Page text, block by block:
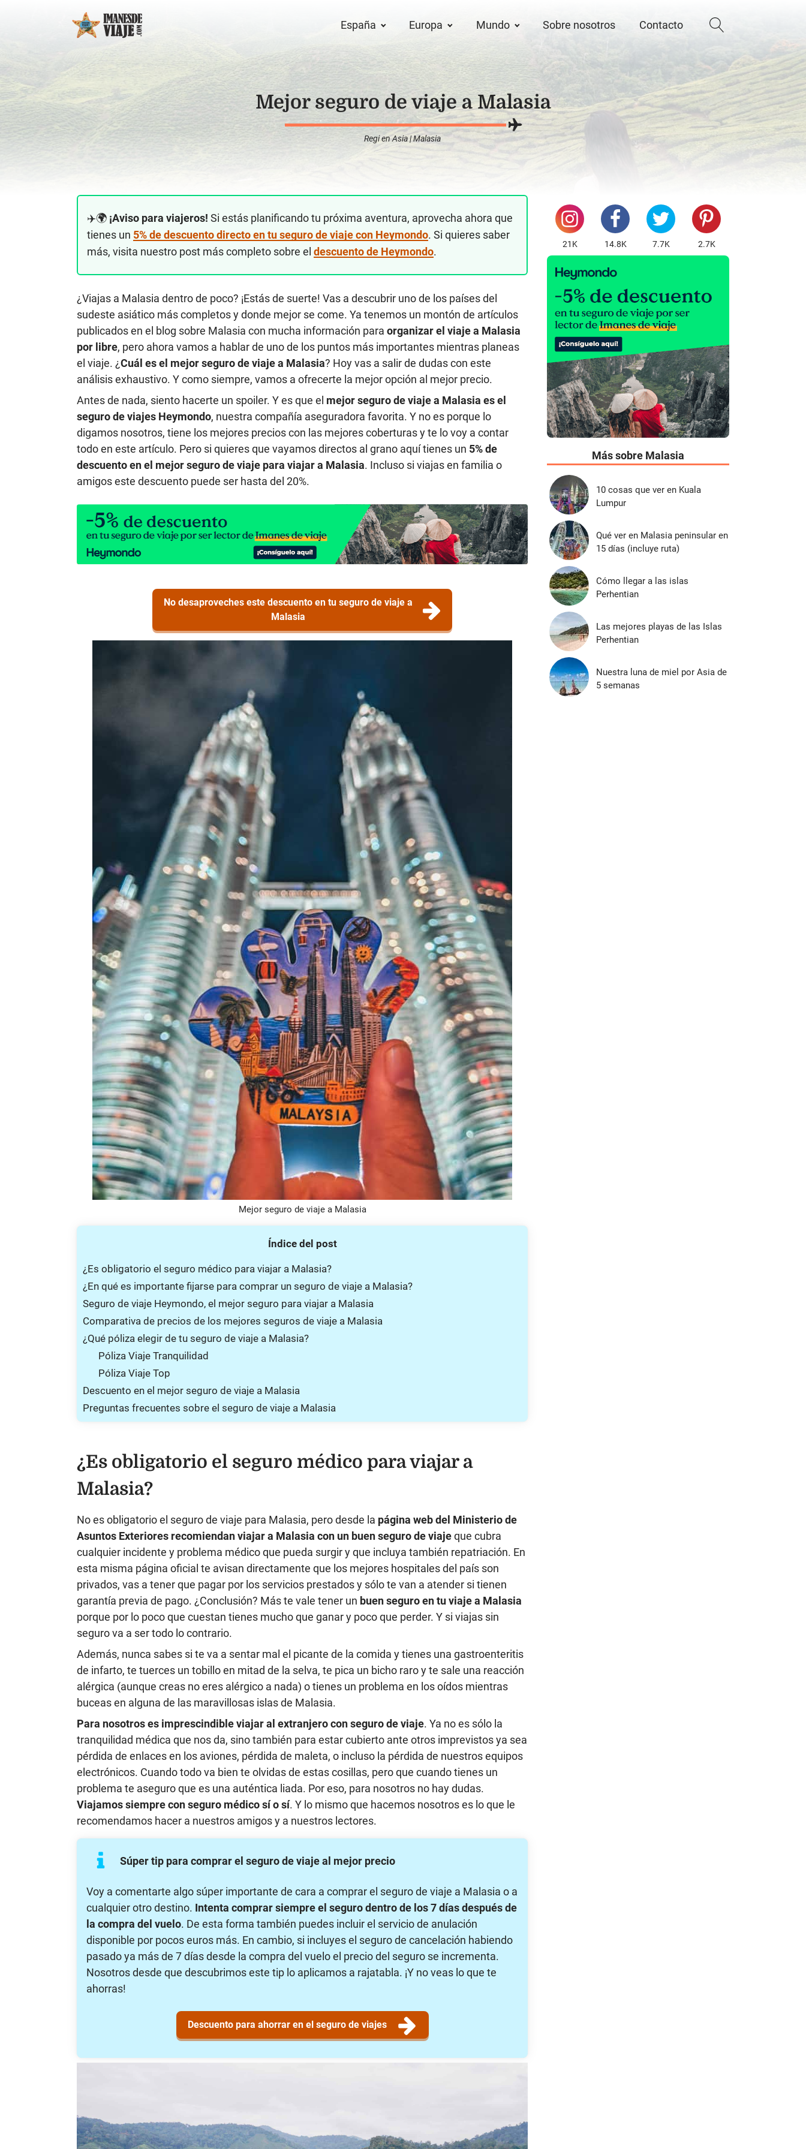
España Europa Mundo Sobre nosotros Contacto
Mejor seguro de viaje a Malasia
RegienAsia|Malasia
✈️🌍 ¡Aviso para viajeros! Si estás planificando tu próxima aventura, aprovecha ahora que
tienes un 5% de descuento directo en tu seguro de viaje con Heymondo. Si quieres saber
más, visita nuestro post más completo sobre el descuento de Heymondo.
¿Viajas a Malasia dentro de poco? ¡Estás de suerte! Vas a descubrir uno de los países del
sudeste asiático más completos y donde mejor se come. Ya tenemos un montón de artículos
publicados en el blog sobre Malasia con mucha información para organizar el viaje a Malasia
por libre, pero ahora vamos a hablar de uno de los puntos más importantes mientras planeas
el viaje. ¿Cuál es el mejor seguro de viaje a Malasia? Hoy vas a salir de dudas con este
análisis exhaustivo. Y como siempre, vamos a ofrecerte la mejor opción al mejor precio.
Antes de nada, siento hacerte un spoiler. Y es que el mejor seguro de viaje a Malasia es el
seguro de viajes Heymondo, nuestra compañía aseguradora favorita. Y no es porque lo
digamos nosotros, tiene los mejores precios con las mejores coberturas y te lo voy a contar
todo en este artículo. Pero si quieres que vayamos directos al grano aquí tienes un 5% de
descuento en el mejor seguro de viaje para viajar a Malasia. Incluso si viajas en familia o
amigos este descuento puede ser hasta del 20%.
No desaproveches este descuento en tu seguro de viaje a
Malasia
Mejor seguro de viaje a Malasia
Índice del post
¿Es obligatorio el seguro médico para viajar a Malasia?
¿En qué es importante fijarse para comprar un seguro de viaje a Malasia?
Seguro de viaje Heymondo, el mejor seguro para viajar a Malasia
Comparativa de precios de los mejores seguros de viaje a Malasia
¿Qué póliza elegir de tu seguro de viaje a Malasia?
Póliza Viaje Tranquilidad
Póliza Viaje Top
Descuento en el mejor seguro de viaje a Malasia
Preguntas frecuentes sobre el seguro de viaje a Malasia
¿Es obligatorio el seguro médico para viajar a
Malasia?
No es obligatorio el seguro de viaje para Malasia, pero desde la página web del Ministerio de
Asuntos Exteriores recomiendan viajar a Malasia con un buen seguro de viajeque cubra
cualquier incidente y problema médico que pueda surgir y que incluya también repatriación. En
esta misma página oficial te avisan directamente que los mejores hospitales del país son
privados, vas a tener que pagar por los servicios prestados y sólo te van a atender si tienen
garantía previa de pago. ¿Conclusión? Más te vale tener un buen seguro en tu viaje a Malasia
porque por lo poco que cuestan tienes mucho que ganar y poco que perder. Y si viajas sin
seguro va a ser todo lo contrario.
Además, nunca sabes si te va a sentar mal el picante de la comida y tienes una gastroenteritis
de infarto, te tuerces un tobillo en mitad de la selva, te pica un bicho raro y te sale una reacción
alérgica (aunque creas no eres alérgico a nada) o tienes un problema en los oídos mientras
buceas en alguna de las maravillosas islas de Malasia.
Para nosotros es imprescindible viajar al extranjero con seguro de viaje. Ya no es sólo la
tranquilidad médica que nos da, sino también para estar cubierto ante otros imprevistos ya sea
pérdida de enlaces en los aviones, pérdida de maleta, o incluso la pérdida de nuestros equipos
electrónicos. Cuando todo va bien te olvidas de estas cosillas, pero que cuando tienes un
problema te aseguro que es una auténtica liada. Por eso, para nosotros no hay dudas.
Viajamos siempre con seguro médico sí o sí. Y lo mismo que hacemos nosotros es lo que le
recomendamos hacer a nuestros amigos y a nuestros lectores.
Súper tip para comprar el seguro de viaje al mejor precio
Voy a comentarte algo súper importante de cara a comprar el seguro de viaje a Malasia o a
cualquier otro destino. Intenta comprar siempre el seguro dentro de los 7 días después de
la compra del vuelo. De esta forma también puedes incluir el servicio de anulación
disponible por pocos euros más. En cambio, si incluyes el seguro de cancelación habiendo
pasado ya más de 7 días desde la compra del vuelo el precio del seguro se incrementa.
Nosotros desde que descubrimos este tip lo aplicamos a rajatabla. ¡Y no veas lo que te
ahorras!
Descuento para ahorrar en el seguro de viajes
21K 14.8K 7.7K 2.7K
Más sobre Malasia
10 cosas que ver en Kuala
Lumpur
Qué ver en Malasia peninsular en
15 días (incluye ruta)
Cómo llegar a las islas
Perhentian
Las mejores playas de las Islas
Perhentian
Nuestra luna de miel por Asia de
5 semanas